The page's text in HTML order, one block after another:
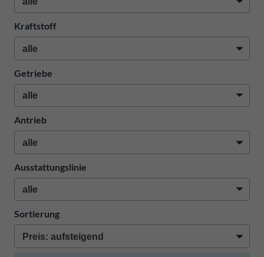
Kraftstoff
Getriebe
Antrieb
Ausstattungslinie
Sortierung